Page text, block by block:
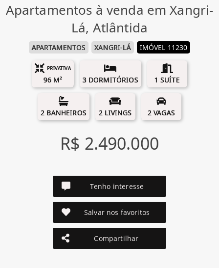
Apartamentos à venda em Xangri-
Lá, Atlântida
APARTAMENTOS XANGRI-LÁ IMÓVEL 11230
PRIVATIVA
96 M² 3 DORMITÓRIOS 1 SUÍTE
2 BANHEIROS 2 LIVINGS 2 VAGAS
R$ 2.490.000
Tenho interesse
Salvar nos favoritos
Compartilhar